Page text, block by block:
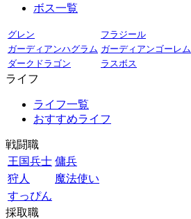
ボス一覧
グレン
フラジール
ガーディアンハグラム ガーディアンゴーレム
ダークドラゴン
ラスボス
ライフ
ライフ一覧
おすすめライフ
戦闘職
王国兵士 傭兵
狩人
魔法使い
すっぴん
採取職